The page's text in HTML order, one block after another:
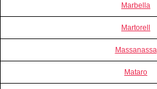
Marbella
Martorell
Massanassa
Mataro